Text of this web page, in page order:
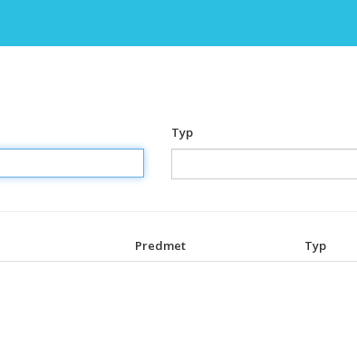
Typ
Predmet Typ